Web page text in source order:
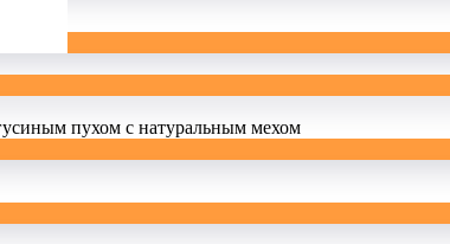
пухом с натуральным мехом